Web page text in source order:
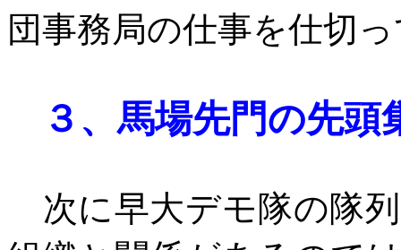
団事務局の仕事を仕切
３、 馬場先門の先頭
次に早大デモ隊の隊